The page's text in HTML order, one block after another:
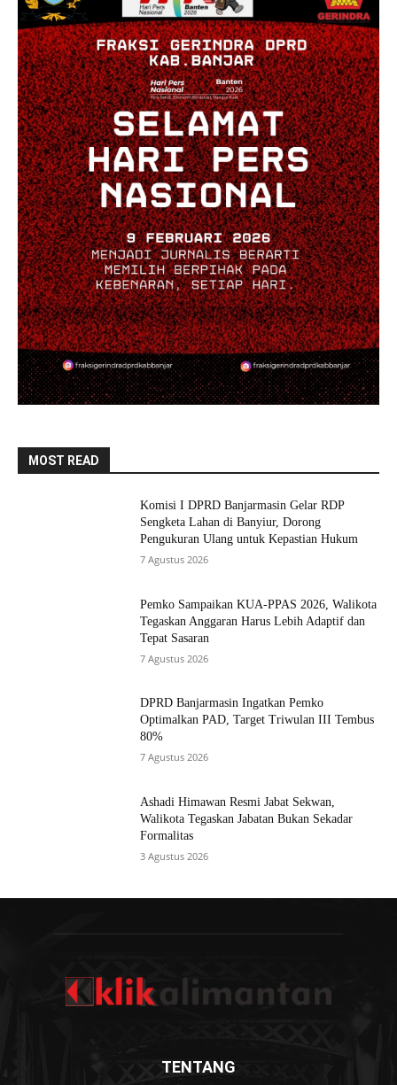
MOST READ
Komisi I DPRD Banjarmasin Gelar RDP
Sengketa Lahan di Banyiur, Dorong
Pengukuran Ulang untuk Kepastian Hukum
7 Agustus 2026
Pemko Sampaikan KUA-PPAS 2026, Walikota
Tegaskan Anggaran Harus Lebih Adaptif dan
Tepat Sasaran
7 Agustus 2026
DPRD Banjarmasin Ingatkan Pemko
Optimalkan PAD, Target Triwulan III Tembus
80%
7 Agustus 2026
Ashadi Himawan Resmi Jabat Sekwan,
Walikota Tegaskan Jabatan Bukan Sekadar
Formalitas
3 Agustus 2026
TENTANG